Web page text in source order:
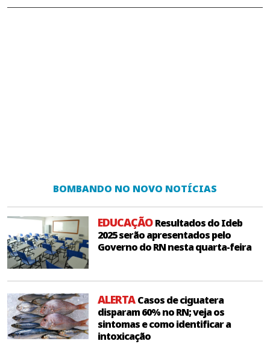
BOMBANDO NO NOVO NOTÍCIAS
EDUCAÇÃOResultados do Ideb
2025 serão apresentados pelo
Governo do RN nesta quarta-feira
ALERTACasos de ciguatera
disparam 60% no RN; veja os
sintomas e como identificar a
intoxicação